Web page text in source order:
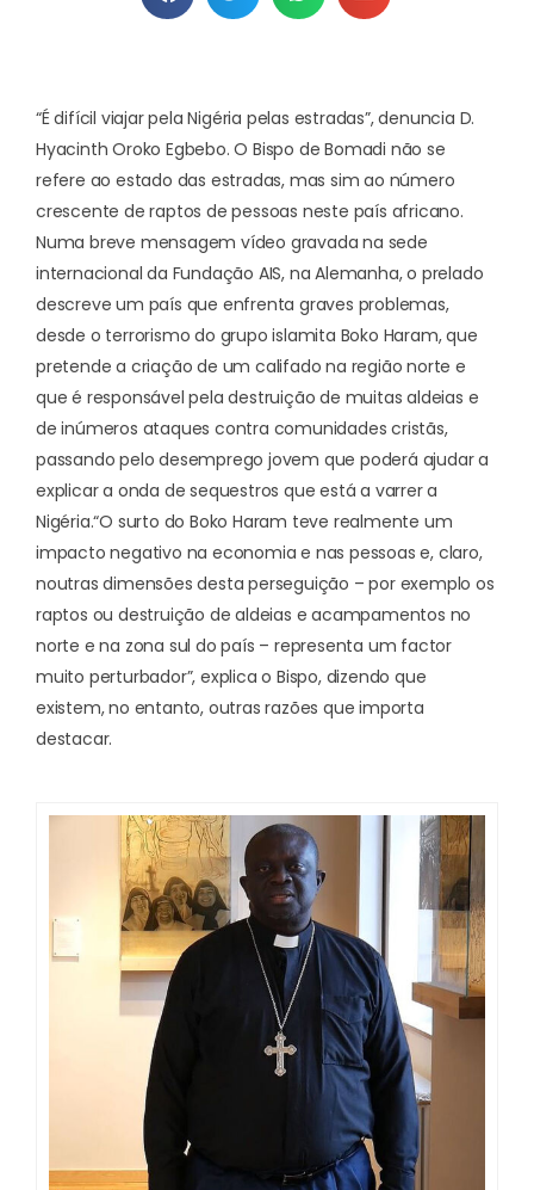
“É difícil viajar pela Nigéria pelas estradas”, denuncia D.
Hyacinth Oroko Egbebo. O Bispo de Bomadi não se
refere ao estado das estradas, mas sim ao número
crescente de raptos de pessoas neste país africano.
Numa breve mensagem vídeo gravada na sede
internacional da Fundação AIS, na Alemanha, o prelado
descreve um país que enfrenta graves problemas,
desde o terrorismo do grupo islamita Boko Haram, que
pretende a criação de um califado na região norte e
que é responsável pela destruição de muitas aldeias e
de inúmeros ataques contra comunidades cristãs,
passando pelo desemprego jovem que poderá ajudar a
explicar a onda de sequestros que está a varrer a
Nigéria.“O surto do Boko Haram teve realmente um
impacto negativo na economia e nas pessoas e, claro,
noutras dimensões desta perseguição – por exemplo os
raptos ou destruição de aldeias e acampamentos no
norte e na zona sul do país – representa um factor
muito perturbador”, explica o Bispo, dizendo que
existem, no entanto, outras razões que importa
destacar.